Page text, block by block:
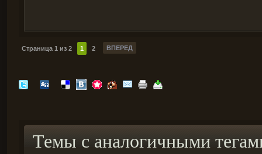
Страница 1 из 2 1 2 ВПЕРЕД
Темы с аналогичными